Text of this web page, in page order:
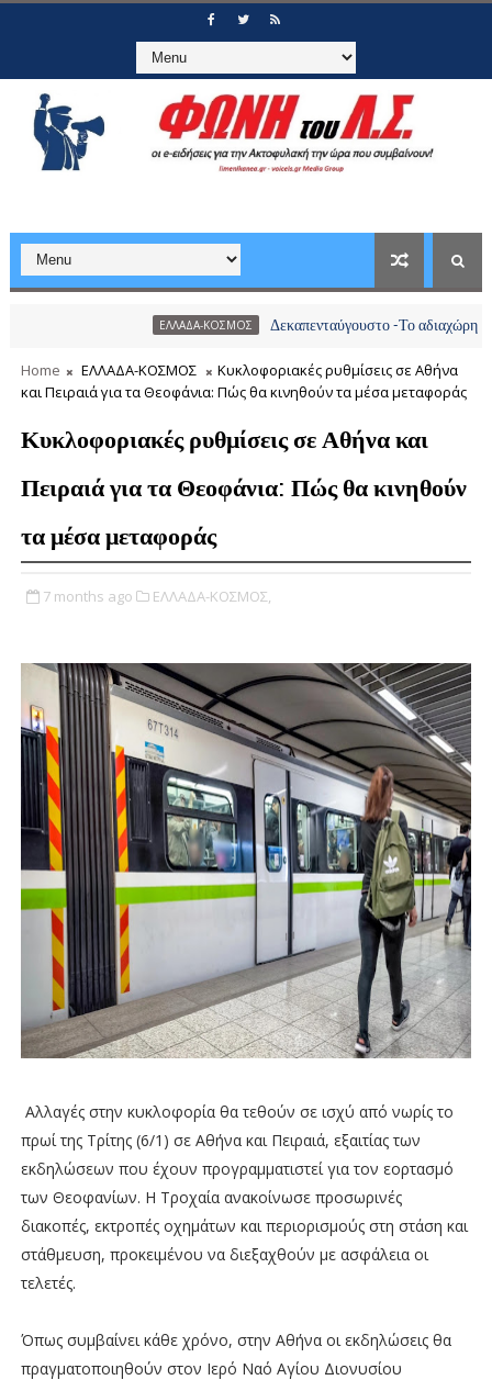
ΕΛΛΑΔΑ-ΚΟΣΜΟΣ Δεκαπενταύγουστο -Το αδιαχώρητο στα
Home ΕΛΛΑΔΑ-ΚΟΣΜΟΣ
Κυκλοφοριακές ρυθμίσεις σε Αθήνα
και Πειραιά για τα Θεοφάνια: Πώς θα κινηθούν τα μέσα μεταφοράς
Κυκλοφοριακές ρυθμίσεις σε Αθήνα και
Πειραιά για τα Θεοφάνια: Πώς θα κινηθούν
τα μέσα μεταφοράς
7 months ago ΕΛΛΑΔΑ-ΚΟΣΜΟΣ,
Αλλαγές στην κυκλοφορία θα τεθούν σε ισχύ από νωρίς το
πρωί της Τρίτης (6/1) σε Αθήνα και Πειραιά, εξαιτίας των
εκδηλώσεων που έχουν προγραμματιστεί για τον εορτασμό
των Θεοφανίων. Η Τροχαία ανακοίνωσε προσωρινές
διακοπές, εκτροπές οχημάτων και περιορισμούς στη στάση και
στάθμευση, προκειμένου να διεξαχθούν με ασφάλεια οι
τελετές.
Όπως συμβαίνει κάθε χρόνο, στην Αθήνα οι εκδηλώσεις θα
πραγματοποιηθούν στον Ιερό Ναό Αγίου Διονυσίου